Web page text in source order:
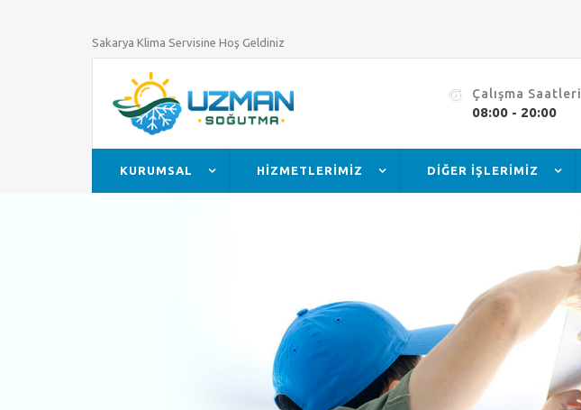
Sakarya Klima Servisine Hoş Geldiniz
Çalışma Saatleri
08:00 - 20:00
KURUMSAL HİZMETLERİMİZ DİĞER İŞLERİMİZ